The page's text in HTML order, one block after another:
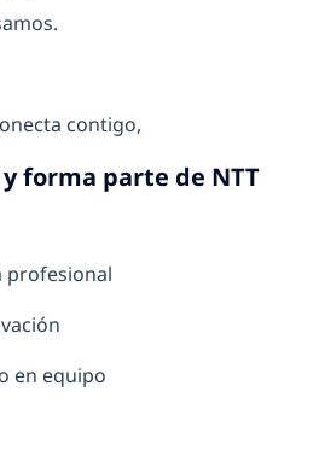
contigo,
forma parte de NTT
profesional
en equipo